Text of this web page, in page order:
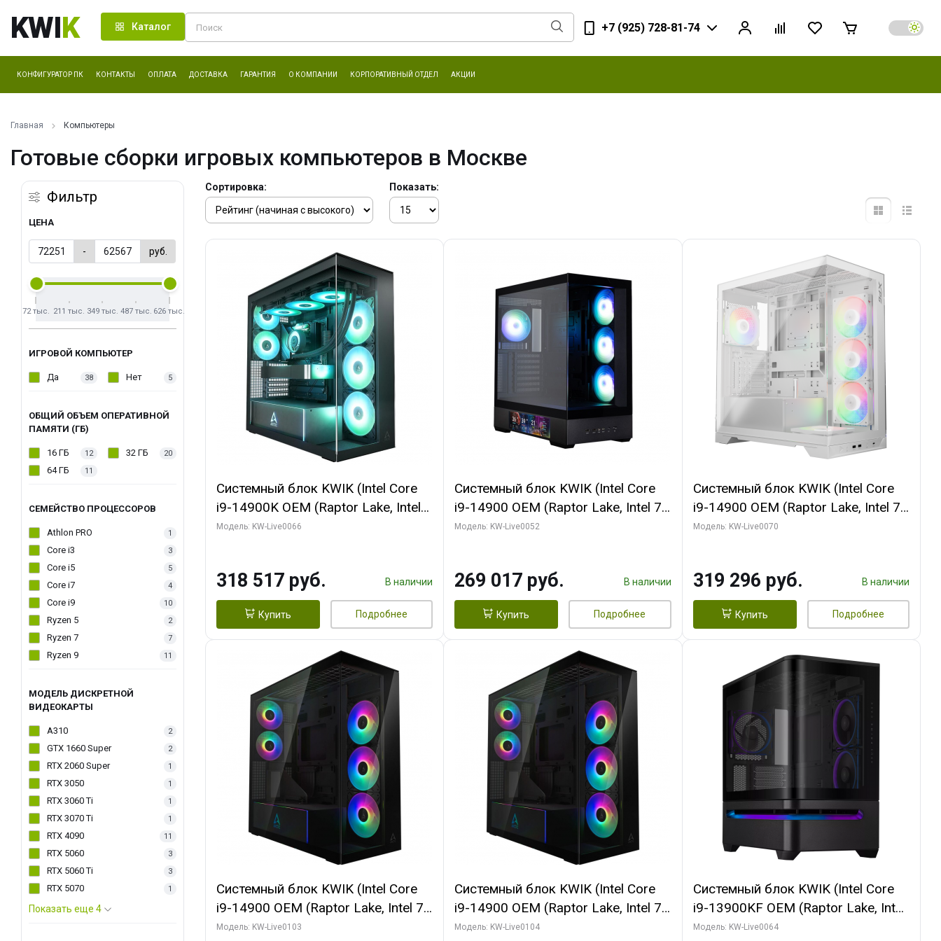
KWIK Каталог +7 (925) 728-81-74
КОНФИГУРАТОР ПК КОНТАКТЫ ОПЛАТА ДОСТАВКА ГАРАНТИЯ О КОМПАНИИ КОРПОРАТИВНЫЙ ОТДЕЛ АКЦИИ
Главная Компьютеры
Готовые сборки игровых компьютеров в Москве
Фильтр
ЦЕНА
- руб.
72 тыс. 211 тыс. 349 тыс. 487 тыс. 626 тыс.
ИГРОВОЙ КОМПЬЮТЕР
Да 38 Нет 5
ОБЩИЙ ОБЪЕМ ОПЕРАТИВНОЙ
ПАМЯТИ (ГБ)
16 ГБ 12 32 ГБ 20
64 ГБ 11
СЕМЕЙСТВО ПРОЦЕССОРОВ
Athlon PRO 1
Core i3 3
Core i5 5
Core i7 4
Core i9 10
Ryzen 5 2
Ryzen 7 7
Ryzen 9 11
МОДЕЛЬ ДИСКРЕТНОЙ
ВИДЕОКАРТЫ
A310 2
GTX 1660 Super 2
RTX 2060 Super 1
RTX 3050 1
RTX 3060 Ti 1
RTX 3070 Ti 1
RTX 4090 11
RTX 5060 3
RTX 5060 Ti 3
RTX 5070 1
Показать еще 4
Сортировка: Показать:
Системный блок KWIK (Intel Core
i9-14900K OEM (Raptor Lake, Intel
7, C24 16EC/8PC/ 64 ГБ ОЗУ (2
GDDR7 256bit/ 1 ТБ SSD)
Модель: KW-Live0066
318 517 руб. В наличии
Купить Подробнее
Системный блок KWIK (Intel Core
i9-14900 OEM (Raptor Lake, Intel 7,
C24 16EC/8PC// 64 ГБ ОЗУ (2
256bit 3xDP HD/ 512 ГБ SSD)
Модель: KW-Live0052
269 017 руб. В наличии
Купить Подробнее
Системный блок KWIK (Intel Core
i9-14900 OEM (Raptor Lake, Intel 7,
C24 16EC/8PC// 64 ГБ ОЗУ (2
GDDR7 256bit/ 960 ГБ SSD)
Модель: KW-Live0070
319 296 руб. В наличии
Купить Подробнее
Системный блок KWIK (Intel Core
i9-14900 OEM (Raptor Lake, Intel 7,
C24 16EC/8PC// 64 ГБ ОЗУ (2
Модель: KW-Live0103
Системный блок KWIK (Intel Core
i9-14900 OEM (Raptor Lake, Intel 7,
C24 16EC/8PC// 64 ГБ ОЗУ (2
Модель: KW-Live0104
Системный блок KWIK (Intel Core
i9-13900KF OEM (Raptor Lake, Intel
7, C24 16EC/8P/ 64 ГБ ОЗУ (2
Модель: KW-Live0064